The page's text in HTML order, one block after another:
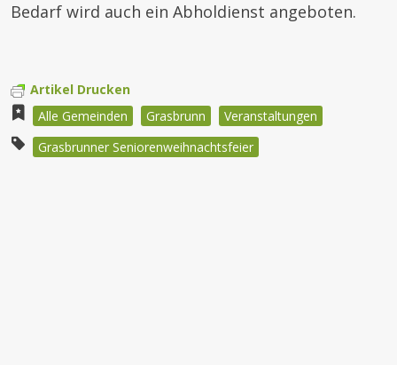
Bedarf wird auch ein Abholdienst angeboten.
Artikel Drucken
Alle Gemeinden
Grasbrunn
Veranstaltungen
Grasbrunner Seniorenweihnachtsfeier